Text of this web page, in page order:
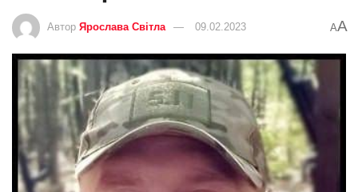
Автор Ярослава Світла 09.02.2023 AA